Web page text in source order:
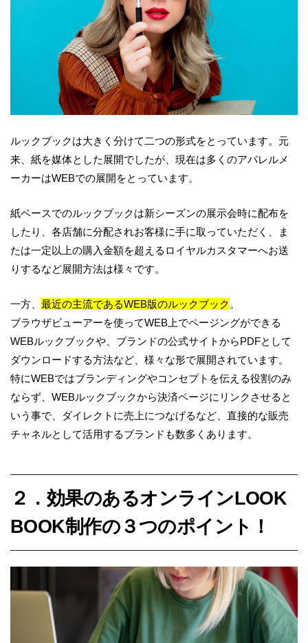
ルックブックは大きく分けて二つの形式をとっています。元
来、紙を媒体とした展開でしたが、 現在は多くのアパレルメ
ーカーはWEBでの展開をとっています。
紙ベースでのルックブックは新シーズンの展示会時に配布を
したり、各店舗に分配されお客様に手に取っていただく、
ま
たは一定以上の購入金額を超えるロイヤルカスタマーへお送
りするなど展開方法は様々です。
一方、 最近の主流であるWEB版のルックブック 。
ブラウザビューアーを使ってWEB 上でページングができる
WEBルックブックや、ブランドの公式サイトからPDFとして
ダウンロードする方法など、様々な形で展開されています。
特にWEBではブランディングやコンセプトを伝える役割のみ
ならず、 WEBルックブックから決済ページにリンクさせると
いう事で、
ダイレクトに売上につなげるなど、直接的な販売
チャネルとして活用するブランドも数多くあります。
２．効果のあるオンラインLOOK
BOOK制作の３つのポイント！